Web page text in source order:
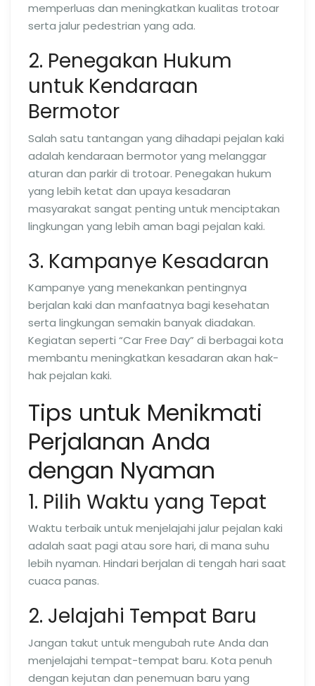
memperluas dan meningkatkan kualitas trotoar
serta jalur pedestrian yang ada.
2. Penegakan Hukum
untuk Kendaraan
Bermotor
Salah satu tantangan yang dihadapi pejalan kaki
adalah kendaraan bermotor yang melanggar
aturan dan parkir di trotoar. Penegakan hukum
yang lebih ketat dan upaya kesadaran
masyarakat sangat penting untuk menciptakan
lingkungan yang lebih aman bagi pejalan kaki.
3. Kampanye Kesadaran
Kampanye yang menekankan pentingnya
berjalan kaki dan manfaatnya bagi kesehatan
serta lingkungan semakin banyak diadakan.
Kegiatan seperti “Car Free Day” di berbagai kota
membantu meningkatkan kesadaran akan hak-
hak pejalan kaki.
Tips untuk Menikmati
Perjalanan Anda
dengan Nyaman
1. Pilih Waktu yang Tepat
Waktu terbaik untuk menjelajahi jalur pejalan kaki
adalah saat pagi atau sore hari, di mana suhu
lebih nyaman. Hindari berjalan di tengah hari saat
cuaca panas.
2. Jelajahi Tempat Baru
Jangan takut untuk mengubah rute Anda dan
menjelajahi tempat-tempat baru. Kota penuh
dengan kejutan dan penemuan baru yang